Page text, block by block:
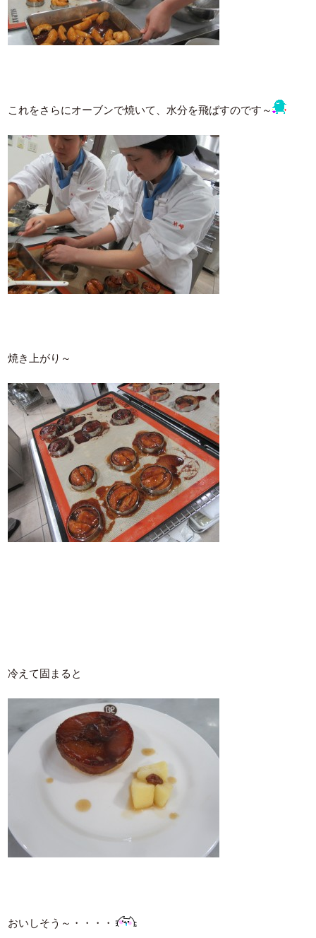
これをさらにオーブンで焼いて、水分を飛ばすのです～
焼き上がり～
冷えて固まると
おいしそう～・・・・